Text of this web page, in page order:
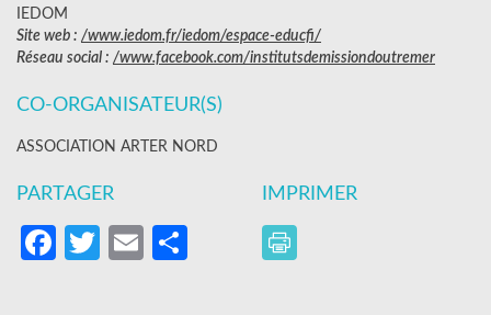
IEDOM
Site web : /www.iedom.fr/iedom/espace-educfi/
Réseau social : /www.facebook.com/institutsdemissiondoutremer
CO-ORGANISATEUR(S)
ASSOCIATION ARTER NORD
PARTAGER
Facebook
Twitter
EmailPartager
IMPRIMER